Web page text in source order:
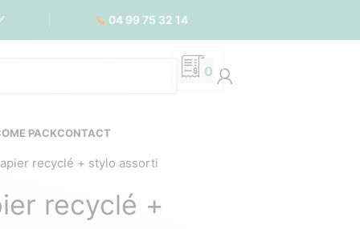
📞 04 99 75 32 14
0
PACKCONTACT
recyclé + stylo assorti
recyclé +